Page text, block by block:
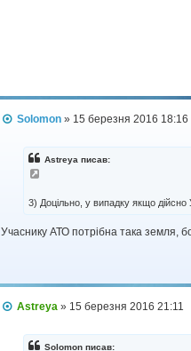
П
н
Solomon » 15 березня 2016 18:16
Astreya писав:
3) Доцільно, у випадку якщо дійсно
Учаснику АТО потрібна така земля,
П
Astreya » 15 березня 2016 21:11
Solomon писав: